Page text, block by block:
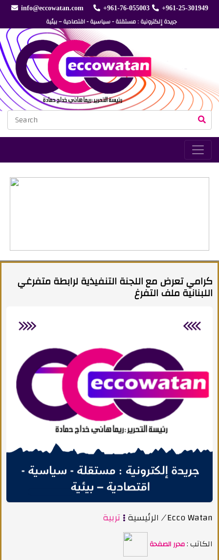
info@eccowatan.com +961-76-055003 +961-25-301949
جريدة إلكترونية : مستقلة - سياسية - اقتصادية – بيئية
كرامي تعرض مع اللجنة التنفيذية لرابطة متفرغي
اللبنانية ملف التفرغ
الرئيسية تربية /Ecco Watan
الكاتب :محرر الصفحة